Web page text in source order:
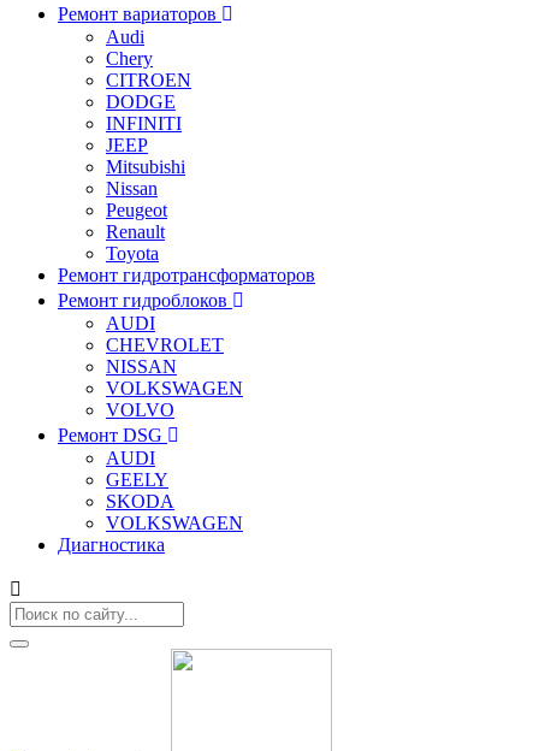
Ремонт вариаторов
Audi
Chery
CITROEN
DODGE
INFINITI
JEEP
Mitsubishi
Nissan
Peugeot
Renault
Toyota
Ремонт гидротрансформаторов
Ремонт гидроблоков
AUDI
CHEVROLET
NISSAN
VOLKSWAGEN
VOLVO
Ремонт DSG
AUDI
GEELY
SKODA
VOLKSWAGEN
Диагностика